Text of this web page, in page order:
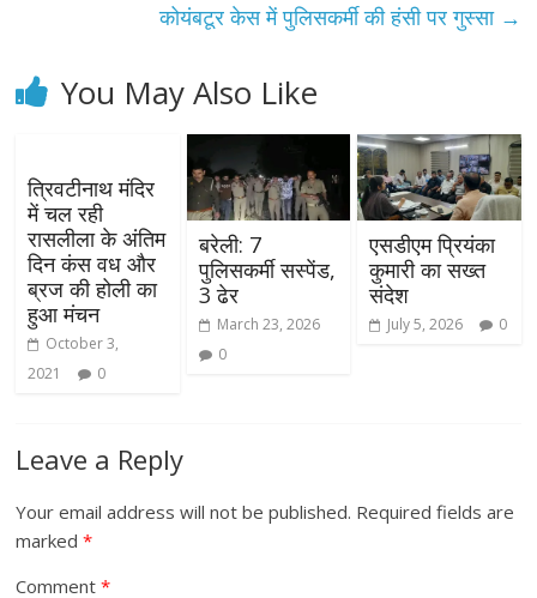
कोयंबटूर केस में पुलिसकर्मी की हंसी पर गुस्सा →
You May Also Like
त्रिवटीनाथ मंदिर
में चल रही
रासलीला के अंतिम
दिन कंस वध और
ब्रज की होली का
हुआ मंचन
October 3,
2021
0
बरेली: 7
पुलिसकर्मी सस्पेंड,
3 ढेर
March 23, 2026
0
एसडीएम प्रियंका
कुमारी का सख्त
संदेश
July 5, 2026 0
Leave a Reply
Your email address will not be published. Required fields are
marked*
Comment*